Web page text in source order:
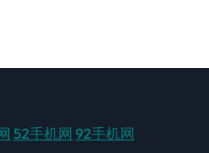
52手机网 92手机网